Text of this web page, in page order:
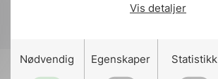
Vis detaljer
Nødvendig Egenskaper Statistikk